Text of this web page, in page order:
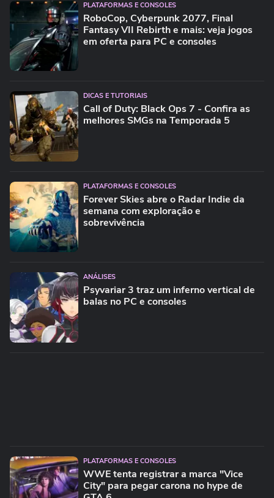
PLATAFORMAS E CONSOLES
RoboCop, Cyberpunk 2077, Final
Fantasy VII Rebirth e mais: veja jogos
em oferta para PC e consoles
DICAS E TUTORIAIS
Call of Duty: Black Ops 7 - Confira as
melhores SMGs na Temporada 5
PLATAFORMAS E CONSOLES
Forever Skies abre o Radar Indie da
semana com exploração e
sobrevivência
ANÁLISES
Psyvariar 3 traz um inferno vertical de
balas no PC e consoles
PLATAFORMAS E CONSOLES
WWE tenta registrar a marca "Vice
City" para pegar carona no hype de